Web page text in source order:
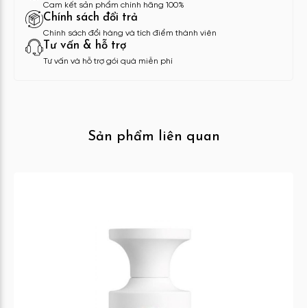
Cam kết sản phẩm chính hãng 100%
Chính sách đổi trả
Chính sách đổi hàng và tích điểm thành viên
Tư vấn & hỗ trợ
Tư vấn và hỗ trợ gói quà miễn phí
Sản phẩm liên quan